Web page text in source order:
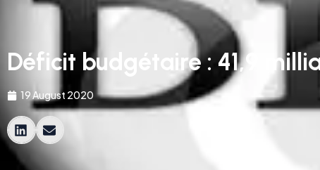
Déficit budgétaire : 41,9
19 August 2020